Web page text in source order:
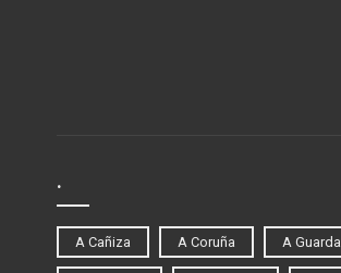
.
A Cañiza A Coruña A Guarda